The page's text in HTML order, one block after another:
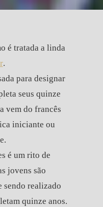
é tratada a linda
.
para designar
seus quinze
vem do francês
iniciante ou
é um rito de
jovens são
sendo realizado
quinze anos.